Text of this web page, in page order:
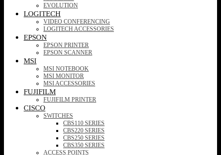
EVOLUTION
LOGITECH
VIDEO CONFERENCING
LOGITECH ACCESSORIES
EPSON
EPSON PRINTER
EPSON SCANNER
MSI
MSI NOTEBOOK
MSI MONITOR
MSI ACCESSORIES
FUJIFILM
FUJIFILM PRINTER
CISCO
SWITCHES
CBS110 SERIES
CBS220 SERIES
CBS250 SERIES
CBS350 SERIES
ACCESS POINTS